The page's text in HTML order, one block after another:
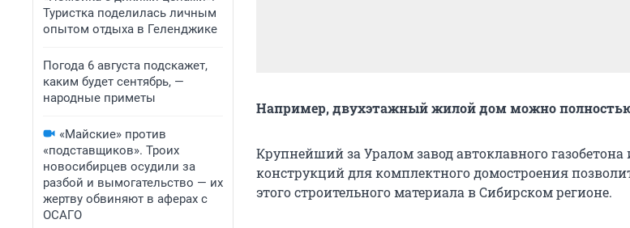
Туристка поделилась личным
опытом отдыха в Геленджике
Погода 6 августа подскажет,
каким будет сентябрь, —
народные приметы
«Майские» против
«подставщиков». Троих
новосибирцев осудили за
разбой и вымогательство — их
жертву обвиняют в аферах с
ОСАГО
Например, двухэтажный жилой дом можно полностью
Крупнейший за Уралом завод автоклавного
конструкций для комплектного домостроения
этого строительного материала в Сибирском регионе.